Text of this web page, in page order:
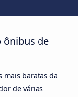
ônibus de
mais baratas da
de várias